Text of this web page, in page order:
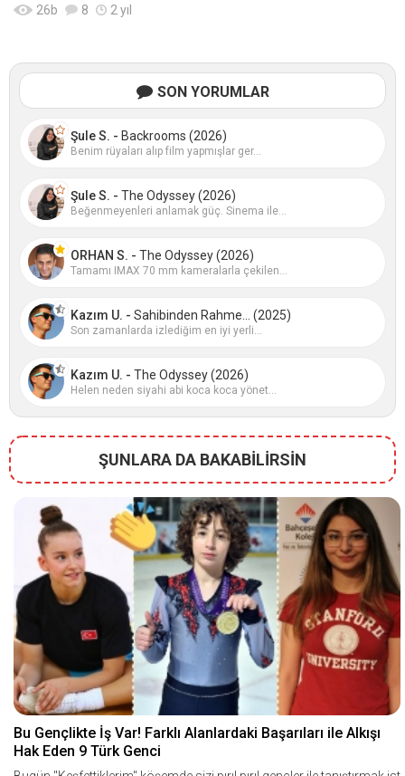
26b 8 2 yıl
SON YORUMLAR
Şule S. - Backrooms (2026)
Benim rüyaları alıp film yapmışlar ger...
Şule S. - The Odyssey (2026)
Beğenmeyenleri anlamak güç. Sinema ile...
ORHAN S. - The Odyssey (2026)
Tamamı IMAX 70 mm kameralarla çekilen...
Kazım U. - Sahibinden Rahme... (2025)
Son zamanlarda izlediğim en iyi yerli...
Kazım U. - The Odyssey (2026)
Helen neden siyahi abi koca koca yönet...
ŞUNLARA DA BAKABİLİRSİN
Bu Gençlikte İş Var! Farklı Alanlardaki Başarıları ile Alkışı
Hak Eden 9 Türk Genci